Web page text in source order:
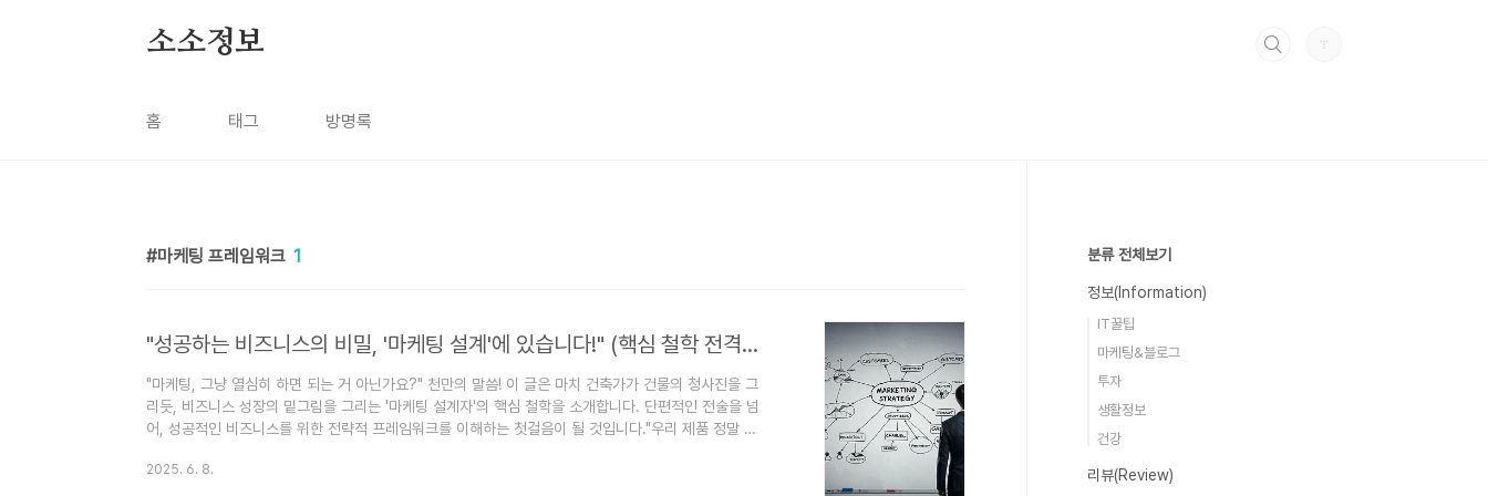
소소정보
홈 태그 방명록
마케팅 프레임워크 1
"성공하는 비즈니스의 비밀, '마케팅 설계'에 있습니다!" (핵심 철학 전격 공개)
"마케팅, 그냥 열심히 하면 되는 거 아닌가요?" 천만의 말씀! 이 글은 마치 건축가가 건물의 청사진을 그
리듯, 비즈니스 성장의 밑그림을 그리는 '마케팅 설계자'의 핵심 철학을 소개합니다. 단편적인 전술을 넘
어, 성공적인 비즈니스를 위한 전략적 프레임워크를 이해하는 첫걸음이 될 것입니다."우리 제품 정말 좋
해보신 적 없으신가요? 😥 많은 기업들이 훌륭한 제품이나 서비스를 가지고 있음에도 불구하고 시장에
2025. 6. 8.
분류 전체보기
정보(Information)
IT꿀팁
마케팅&블로그
투자
생활정보
건강
리뷰(Review)